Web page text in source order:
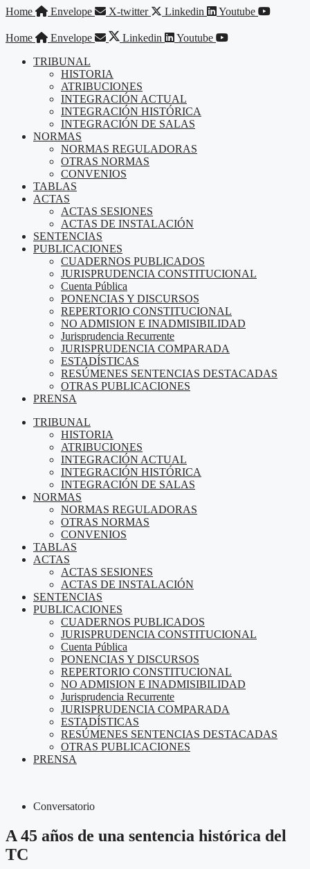
Saltar
contenido
Home Envelope X-twitter Linkedin Youtube
Home Envelope Linkedin
Youtube
TRIBUNAL
HISTORIA
ATRIBUCIONES
INTEGRACIÓN ACTUAL
INTEGRACIÓN HISTÓRICA
INTEGRACIÓN DE SALAS
NORMAS
NORMAS REGULADORAS
OTRAS NORMAS
CONVENIOS
TABLAS
ACTAS
ACTAS SESIONES
ACTAS DE INSTALACIÓN
SENTENCIAS
PUBLICACIONES
CUADERNOS PUBLICADOS
JURISPRUDENCIA CONSTITUCIONAL
Cuenta Pública
PONENCIAS Y DISCURSOS
REPERTORIO CONSTITUCIONAL
NO ADMISION E INADMISIBILIDAD
Jurisprudencia Recurrente
JURISPRUDENCIA COMPARADA
ESTADÍSTICAS
RESÚMENES SENTENCIAS DESTACADAS
OTRAS PUBLICACIONES
PRENSA
TRIBUNAL
HISTORIA
ATRIBUCIONES
INTEGRACIÓN ACTUAL
INTEGRACIÓN HISTÓRICA
INTEGRACIÓN DE SALAS
NORMAS
NORMAS REGULADORAS
OTRAS NORMAS
CONVENIOS
TABLAS
ACTAS
ACTAS SESIONES
ACTAS DE INSTALACIÓN
SENTENCIAS
PUBLICACIONES
CUADERNOS PUBLICADOS
JURISPRUDENCIA CONSTITUCIONAL
Cuenta Pública
PONENCIAS Y DISCURSOS
REPERTORIO CONSTITUCIONAL
NO ADMISION E INADMISIBILIDAD
Jurisprudencia Recurrente
JURISPRUDENCIA COMPARADA
ESTADÍSTICAS
RESÚMENES SENTENCIAS DESTACADAS
OTRAS PUBLICACIONES
PRENSA
Conversatorio
A 45 años de una sentencia histórica del
TC